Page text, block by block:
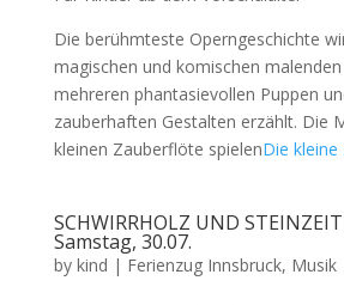
Die berühmteste Operngeschichte
magischen und komischen
mehreren phantasievollen Puppen
zauberhaften Gestalten erzählt. Die
kleinen Zauberflöte spielenDie
SCHWIRRHOLZ UND
Samstag, 30.07.
by kind | Ferienzug Innsbruck, Musik